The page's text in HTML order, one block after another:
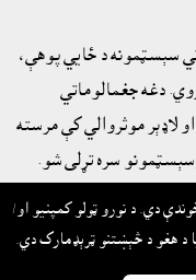
سېسټمونه د ځايي پوهې،
دغه جغمالوماتي
لاډېر موثروالي کې مرسته
سره تړلى شو.
ټول حقوق خوندې دي. د نورو ټولو کمپنيو او/
د هغو د څېښتنو ټرېډمارک دي.